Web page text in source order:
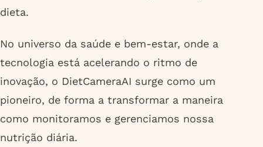
dieta.
No universo da saúde e bem-estar, onde a
tecnologia está acelerando o ritmo de
inovação, o DietCameraAI surge como um
pioneiro, de forma a transformar a maneira
como monitoramos e gerenciamos nossa
nutrição diária.